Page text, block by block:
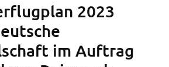
2023
im Auftrag